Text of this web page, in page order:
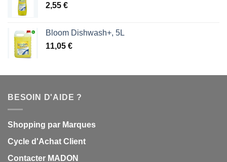
2,55 €
Bloom Dishwash+, 5L
11,05 €
BESOIN D'AIDE ?
Shopping par Marques
Cycle d'Achat Client
Contacter MADON